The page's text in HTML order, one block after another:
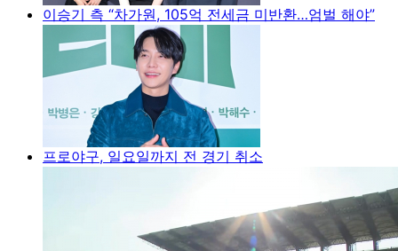
이승기 측 “차가원, 105억 전세금 미반환…엄벌 해야”
프로야구, 일요일까지 전 경기 취소